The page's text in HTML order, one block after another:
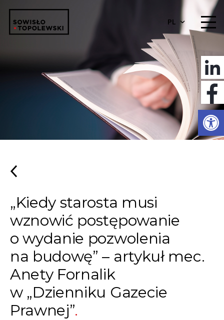
PL
„Kiedy starosta musi
wznowić postępowanie
o wydanie pozwolenia
na budowę” – artykuł mec.
Anety Fornalik
w „Dzienniku Gazecie
Prawnej”